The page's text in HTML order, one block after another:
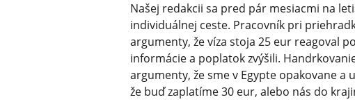
Našej redakcii sa pred pár mesiacmi na
individuálnej ceste. Pracovník pri
argumenty, že víza stoja 25 eur reagoval
informácie a poplatok zvýšili.
argumenty, že sme v Egypte opakovane
že buď zaplatíme 30 eur, alebo nás do